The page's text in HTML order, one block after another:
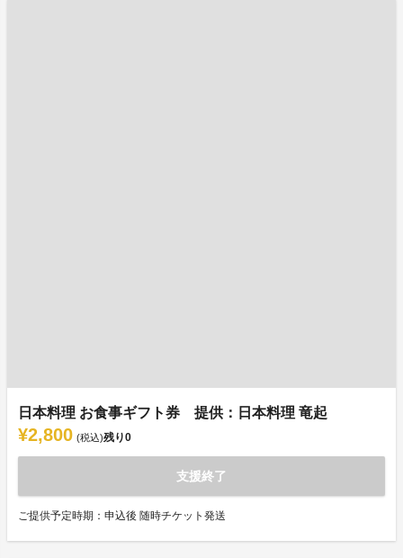
日本料理 お食事ギフト券 提供：日本料理 竜起
¥2,800 (税込)残り0
支援終了
ご提供予定時期：申込後 随時チケット発送